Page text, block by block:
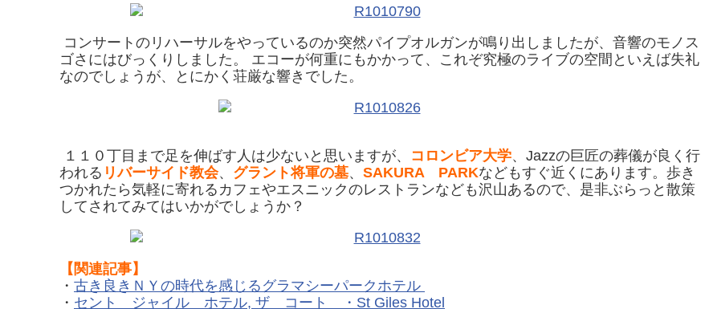
コンサートのリハーサルをやっているのか突然パイプオルガンが鳴り出しましたが、音響のモノス
ゴさにはびっくりしました。 エコーが何重にもかかって、これぞ究極のライブの空間といえば失礼
なのでしょうが、とにかく荘厳な響きでした。
１１０丁目まで足を伸ばす人は少ないと思いますが、 コロンビア大学、Jazzの巨匠の葬儀が良く行
われる リバーサイド教会、 グラント将軍の墓、 SAKURA PARKなどもすぐ近くにあります。歩き
つかれたら気軽に寄れるカフェやエスニックのレストランなども沢山あるので、是非ぶらっと散策
してされてみてはいかがでしょうか？
【関連記事】
・ 古き良きＮＹの時代を感じるグラマシーパークホテル
・ セント ジャイル ホテル, ザ コート ・St Giles Hotel